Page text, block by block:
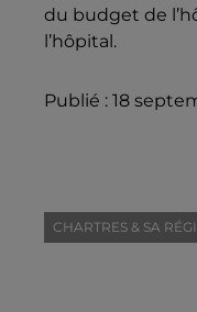
du budget de
l’hôpital.
Publié : 18
CHARTRES & SA